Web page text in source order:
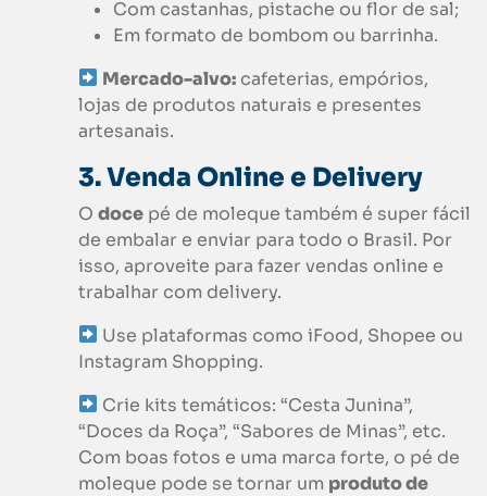
Com castanhas, pistache ou flor de sal;
Em formato de bombom ou barrinha.
Mercado-alvo: cafeterias, empórios,
lojas de produtos naturais e presentes
artesanais.
3. Venda Online e Delivery
O doce pé de moleque também é super fácil
de embalar e enviar para todo o Brasil. Por
isso, aproveite para fazer vendas online e
trabalhar com delivery.
Use plataformas como iFood, Shopee ou
Instagram Shopping.
Crie kits temáticos: “Cesta Junina”,
“Doces da Roça”, “Sabores de Minas”, etc.
Com boas fotos e uma marca forte, o pé de
moleque pode se tornar um produto de